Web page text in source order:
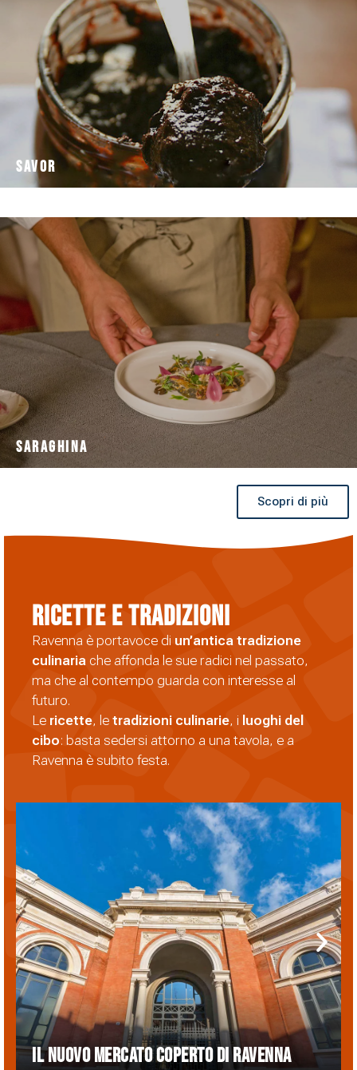
Savor
Savor
L’inverno è una stagione rigida, avara di frutta fresca, era il
Saraghina
Saraghina
All'interno della denominazione generica "Pesce Azzurro"
ritroviamo alcune varietà di pesci generalmente di piccola
pezzatura, di varia forma e sfumature di colorazione
argentea, molto
Scopri di più
Ricette e Tradizioni
Ravenna è portavoce di un’antica tradizione
culinaria che affonda le sue radici nel passato,
ma che al contempo guarda con interesse al
futuro.
Le ricette, le tradizioni culinarie, i luoghi del
cibo: basta sedersi attorno a una tavola, e a
Ravenna è subito festa.
Il nuovo Mercato Coperto di Ravenna